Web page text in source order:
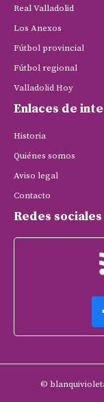
Real Valladolid
Los Anexos
Fútbol provincial
Fútbol regional
Valladolid Hoy
Enlaces de
Historia
Quiénes somos
Aviso legal
Contacto
Redes sociales
©